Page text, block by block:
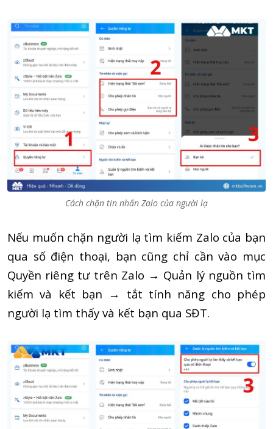
Cách chặn tin nhắn Zalo của người lạ
Nếu muốn chặn người lạ tìm kiếm Zalo của bạn
qua số điện thoại, bạn cũng chỉ cần vào mục
Quyền riêng tư trên Zalo → Quản lý nguồn tìm
kiếm và kết bạn → tắt tính năng cho phép
người lạ tìm thấy và kết bạn qua SĐT.